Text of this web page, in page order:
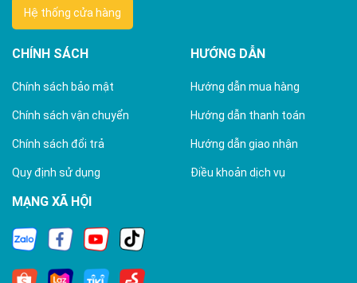
Hệ thống cửa hàng
CHÍNH SÁCH
Chính sách bảo mật
Chính sách vận chuyển
Chính sách đổi trả
Quy định sử dụng
HƯỚNG DẪN
Hướng dẫn mua hàng
Hướng dẫn thanh toán
Hướng dẫn giao nhận
Điều khoản dịch vụ
MẠNG XÃ HỘI